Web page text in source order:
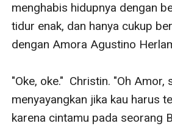
menghabis hidupnya dengan
tidur enak, dan hanya cukup
dengan Amora Agustino
"Oke, oke."  Christin. "Oh Amor,
menyayangkan jika kau harus
karena cintamu pada seorang